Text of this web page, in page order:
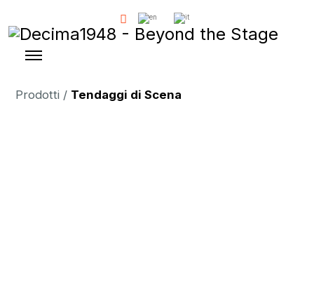
Prodotti / Tendaggi di Scena